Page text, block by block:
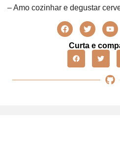
– Amo cozinhar e degustar
Curta e